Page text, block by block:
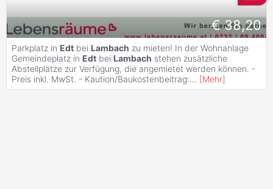
€ 38,20
Parkplatz in Edt bei Lambach zu mieten! In der Wohnanlage
Gemeindeplatz in Edt bei Lambach stehen zusätzliche
Abstellplätze zur Verfügung, die angemietet werden können. -
Preis inkl. MwSt. - Kaution/Baukostenbeitrag:... [Mehr]